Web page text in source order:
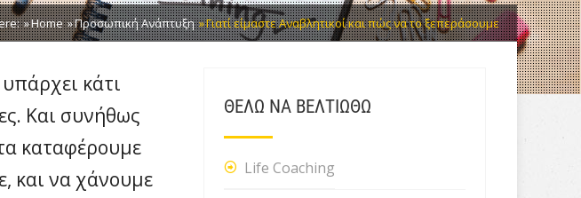
Home Προσωπική Ανάπτυξη Γιατί είμαστε Αναβλητικοί και πώς να το ξεπεράσουμε
κάτι
Και συνήθως
καταφέρουμε
και να χάνουμε
ΘΕΛΩ ΝΑ ΒΕΛΤΙΩΘΩ
Life Coaching